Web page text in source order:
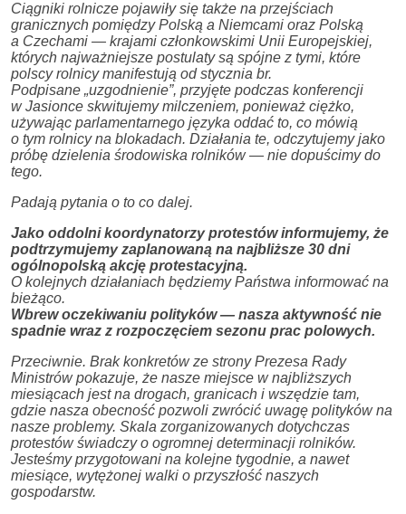
Ciągniki rolnicze pojawiły się także na przejściach
granicznych pomiędzy Polską a Niemcami oraz Polską
a Czechami — krajami członkowskimi Unii Europejskiej,
których najważniejsze postulaty są spójne z tymi, które
polscy rolnicy manifestują od stycznia br.
Podpisane „uzgodnienie”, przyjęte podczas konferencji
w Jasionce skwitujemy milczeniem, ponieważ ciężko,
używając parlamentarnego języka oddać to, co mówią
o tym rolnicy na blokadach. Działania te, odczytujemy jako
próbę dzielenia środowiska rolników — nie dopuścimy do
tego.
Padają pytania o to co dalej.
Jako oddolni koordynatorzy protestów informujemy, że
podtrzymujemy zaplanowaną na najbliższe 30 dni
ogólnopolską akcję protestacyjną.
O kolejnych działaniach będziemy Państwa informować na
bieżąco.
Wbrew oczekiwaniu polityków — nasza aktywność nie
spadnie wraz z rozpoczęciem sezonu prac polowych.
Przeciwnie. Brak konkretów ze strony Prezesa Rady
Ministrów pokazuje, że nasze miejsce w najbliższych
miesiącach jest na drogach, granicach i wszędzie tam,
gdzie nasza obecność pozwoli zwrócić uwagę polityków na
nasze problemy. Skala zorganizowanych dotychczas
protestów świadczy o ogromnej determinacji rolników.
Jesteśmy przygotowani na kolejne tygodnie, a nawet
miesiące, wytężonej walki o przyszłość naszych
gospodarstw.